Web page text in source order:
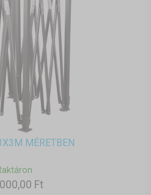
MÉRETBEN
Ft